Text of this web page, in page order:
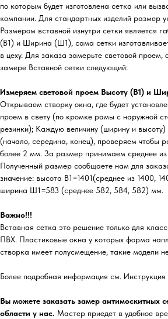
по которым будет изготовлена сетка или
компании. Для стандартных изделий размер
Размером вставной изнутри сетки является
(В1) и Ширина (Ш1), сама сетки
в цеху. Для заказа замерьте световой проем,
замере Вставной сетки следующий:
Измеряем световой проем Высоту (В1) и
Открываем створку окна, где будет
проем в свету (по кромке рамы с наружной
резинки); Каждую величину (ширину и высоту)
(начало, середина, конец), проверяем чтобы
более 2 мм. За размер принимаем среднее из
Полученный размер сообщаете нам для
значение: высота В1=1401(среднее из 1400,
ширина Ш1=583 (среднее 582, 584, 582) мм.
Важно!!!
Вставная сетка это решение только для
ПВХ. Пластиковые окна у которых форма
створка имеет полусмещение, такие модели
Более подробная информация см. Инструкция
Вы можете заказать замер антимоскитных
области у нас. Мастер приедет в удобное